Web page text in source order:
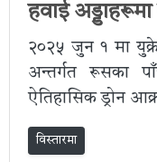
हवाई
२०२५ जुन १ मा
अन्तर्गत रूसका
ऐतिहासिक ड्रोन
विस्तारमा